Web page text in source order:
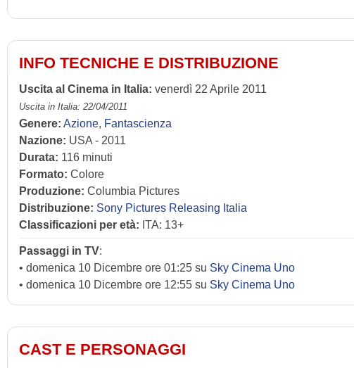
INFO TECNICHE E DISTRIBUZIONE
Uscita al Cinema in Italia: venerdì 22 Aprile 2011
Uscita in Italia: 22/04/2011
Genere: Azione, Fantascienza
Nazione: USA - 2011
Durata: 116 minuti
Formato: Colore
Produzione: Columbia Pictures
Distribuzione: Sony Pictures Releasing Italia
Classificazioni per età: ITA: 13+
Passaggi in TV:
• domenica 10 Dicembre ore 01:25 su Sky Cinema Uno
• domenica 10 Dicembre ore 12:55 su Sky Cinema Uno
CAST E PERSONAGGI